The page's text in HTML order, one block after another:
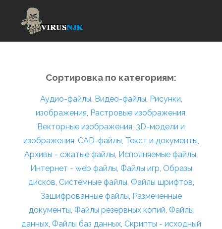
Сортировка по категориям:
Аудио-файлы, Видео-файлы, Рисунки,
изображения, Растровые изображения,
Векторные изображения, 3D-модели и
изображения, CAD-файлы, Текст и документы,
Архивы - сжатые файлы, Исполняемые файлы,
Интернет - web файлы, Файлы игр, Образы
дисков, Системные файлы, Файлы шрифтов,
Зашифрованные файлы, Размеченные
документы, Файлы резервных копий, Файлы
данных, Файлы баз данных, Скрипты - исходный